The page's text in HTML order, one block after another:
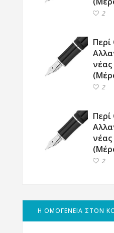
2
νέας
2
νέας
2
Η ΟΜΟΓΕΝΕΙΑ ΣΤΟΝ